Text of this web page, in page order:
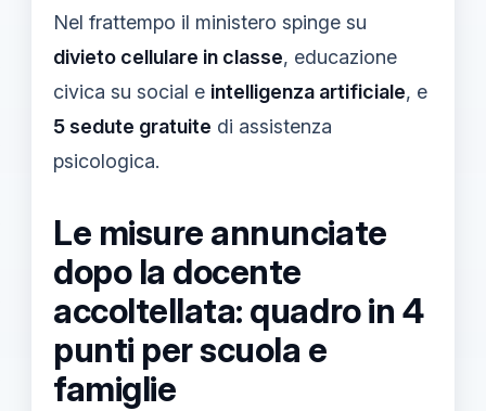
Nel frattempo il ministero spinge su
divieto cellulare in classe, educazione
civica su social e intelligenza artificiale, e
5 sedute gratuite di assistenza
psicologica.
Le misure annunciate
dopo la docente
accoltellata: quadro in 4
punti per scuola e
famiglie